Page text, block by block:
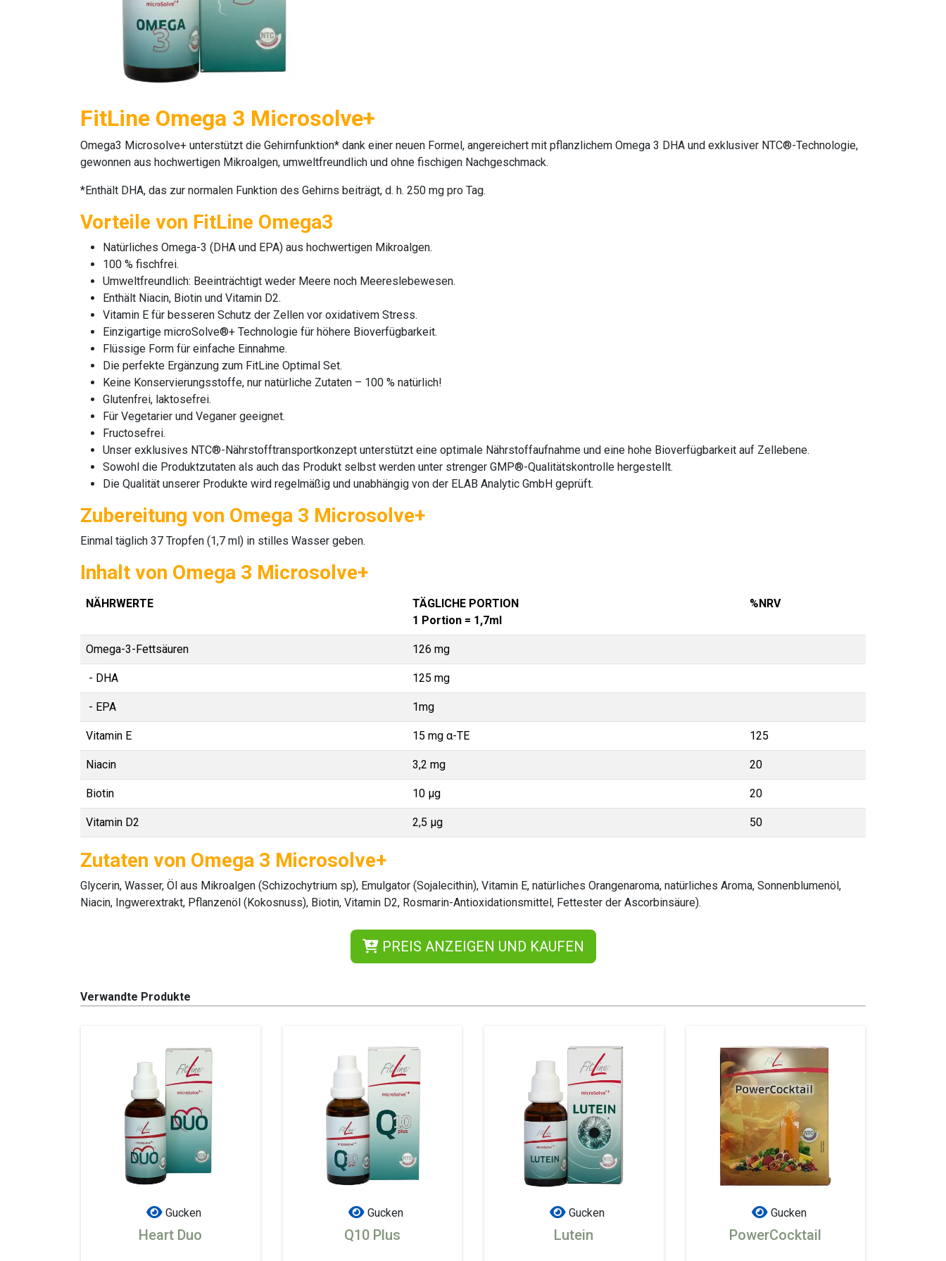
FitLine Omega 3 Microsolve+
Omega3 Microsolve+ unterstützt die Gehirnfunktion* dank einer neuen Formel, angereichert mit pflanzlichem Omega 3 DHA und exklusiver NTC®-Technologie,
gewonnen aus hochwertigen Mikroalgen, umweltfreundlich und ohne fischigen Nachgeschmack.
*Enthält DHA, das zur normalen Funktion des Gehirns beiträgt, d. h. 250 mg pro Tag.
Vorteile von FitLine Omega3
Natürliches Omega-3 (DHA und EPA) aus hochwertigen Mikroalgen.
100 % fischfrei.
Umweltfreundlich: Beeinträchtigt weder Meere noch Meereslebewesen.
Enthält Niacin, Biotin und Vitamin D2.
Vitamin E für besseren Schutz der Zellen vor oxidativem Stress.
Einzigartige microSolve®+ Technologie für höhere Bioverfügbarkeit.
Flüssige Form für einfache Einnahme.
Die perfekte Ergänzung zum FitLine Optimal Set.
Keine Konservierungsstoffe, nur natürliche Zutaten – 100 % natürlich!
Glutenfrei, laktosefrei.
Für Vegetarier und Veganer geeignet.
Fructosefrei.
Unser exklusives NTC®-Nährstofftransportkonzept unterstützt eine optimale Nährstoffaufnahme und eine hohe Bioverfügbarkeit auf Zellebene.
Sowohl die Produktzutaten als auch das Produkt selbst werden unter strenger GMP®-Qualitätskontrolle hergestellt.
Die Qualität unserer Produkte wird regelmäßig und unabhängig von der ELAB Analytic GmbH geprüft.
Zubereitung von Omega 3 Microsolve+
Einmal täglich 37 Tropfen (1,7 ml) in stilles Wasser geben.
Inhalt von Omega 3 Microsolve+
NÄHRWERTE
TÄGLICHE PORTION
1 Portion = 1,7ml
%NRV
Omega-3-Fettsäuren 126 mg
- DHA 125 mg
- EPA 1mg
Vitamin E 15 mg α-TE 125
Niacin 3,2 mg 20
Biotin 10 µg 20
Vitamin D2 2,5 µg 50
Zutaten von Omega 3 Microsolve+
Glycerin, Wasser, Öl aus Mikroalgen (Schizochytrium sp), Emulgator (Sojalecithin), Vitamin E, natürliches Orangenaroma, natürliches Aroma, Sonnenblumenöl,
Niacin, Ingwerextrakt, Pflanzenöl (Kokosnuss), Biotin, Vitamin D2, Rosmarin-Antioxidationsmittel, Fettester der Ascorbinsäure).
PREIS ANZEIGEN UND KAUFEN
Verwandte Produkte
Gucken
Heart Duo
Gucken
Q10 Plus
Gucken
Lutein
Gucken
PowerCocktail